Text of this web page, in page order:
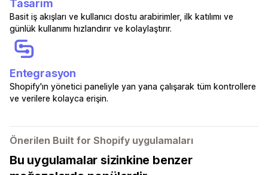
Tasarım
Basit iş akışları ve kullanıcı dostu arabirimler, ilk katılımı ve
günlük kullanımı hızlandırır ve kolaylaştırır.
Entegrasyon
Shopify'ın yönetici paneliyle yan yana çalışarak tüm kontrollere
ve verilere kolayca erişin.
Önerilen Built for Shopify uygulamaları
Bu uygulamalar sizinkine benzer